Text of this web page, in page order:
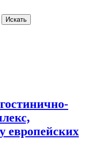
Искать
европейских